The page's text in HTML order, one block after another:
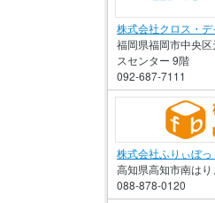
株式会社クロス・デ
福岡県福岡市中央
スセンター 9階
092-687-7111
株式会社ふりぃぼっ
高知県高知市南は
088-878-0120